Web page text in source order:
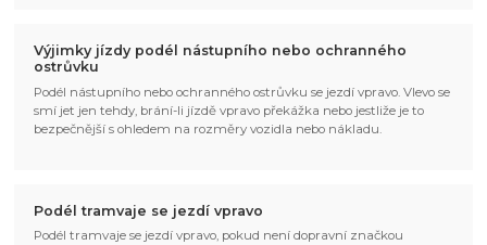
Výjimky jízdy podél nástupního nebo ochranného
ostrůvku
Podél nástupního nebo ochranného ostrůvku se jezdí vpravo. Vlevo se
smí jet jen tehdy, brání-li jízdě vpravo překážka nebo jestliže je to
bezpečnější s ohledem na rozměry vozidla nebo nákladu.
Podél tramvaje se jezdí vpravo
Podél tramvaje se jezdí vpravo, pokud není dopravní značkou